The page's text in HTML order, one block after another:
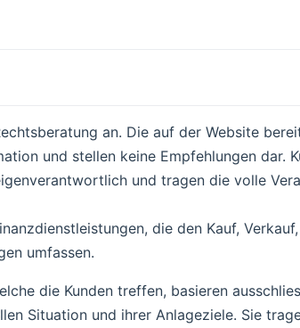
an. Die auf der Website
und stellen keine Empfehlungen dar.
und tragen die volle
die den Kauf,
umfassen.
die Kunden treffen, basieren
Situation und ihrer Anlageziele. Sie